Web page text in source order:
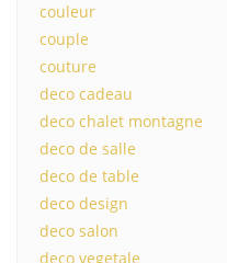
couleur
couple
couture
deco cadeau
deco chalet montagne
deco de salle
deco de table
deco design
deco salon
deco vegetale